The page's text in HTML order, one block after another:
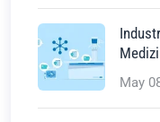
May